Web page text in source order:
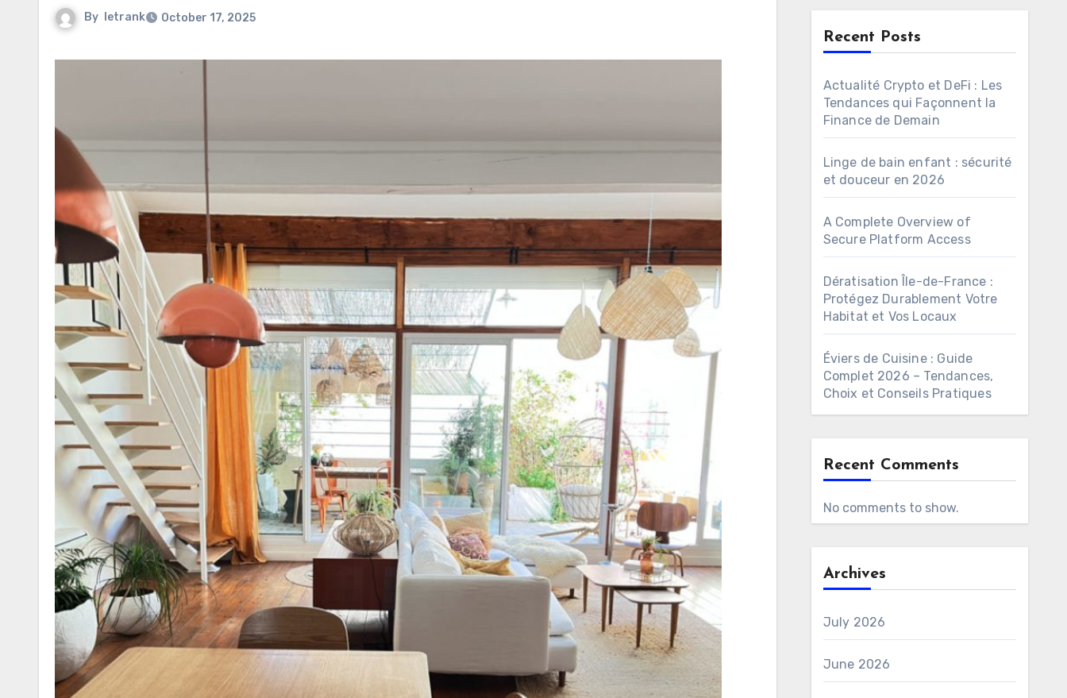
By letrank October 17, 2025
Recent Posts
Actualité Crypto et DeFi : Les
Tendances qui Façonnent la
Finance de Demain
Linge de bain enfant : sécurité
et douceur en 2026
A Complete Overview of
Secure Platform Access
Dératisation Île-de-France :
Protégez Durablement Votre
Habitat et Vos Locaux
Éviers de Cuisine : Guide
Complet 2026 – Tendances,
Choix et Conseils Pratiques
Recent Comments
No comments to show.
Archives
July 2026
June 2026